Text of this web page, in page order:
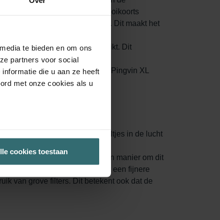
te bieden en om ons
partners voor social
die u aan ze heeft
met onze cookies als u
cookies toestaan
met allergieën zoals hooikoorts
deeltjes in de binnenlucht. Dit maakt het
deze je woonruimtes bereikt. Dit
zich ophoopt in je Pingvin XL
oppervlak, waardoor meer deeltjes in de lucht
ze worden vervangen.
schone lucht binnenkomt. Een manier om dit
te gebruiken. Filters met een fijnere
van grove filters. Dit betekent ook dat de